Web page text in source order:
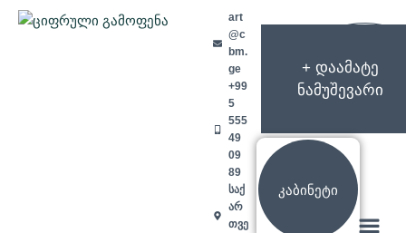
Skip
art
@c
bm.
ge
+99
5
555
49
09
89
საქ
არ
თვე
+ დაამატე
ნამუშევარი
კაბინეტი
Menu